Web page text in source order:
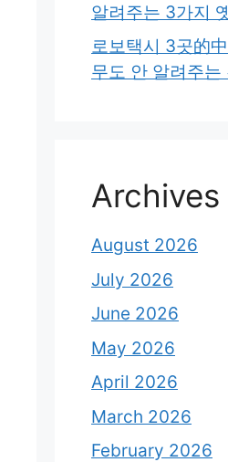
알려주는 3가지
로보택시 3곳的
무도 안 알려주는
Archives
August 2026
July 2026
June 2026
May 2026
April 2026
March 2026
February 2026